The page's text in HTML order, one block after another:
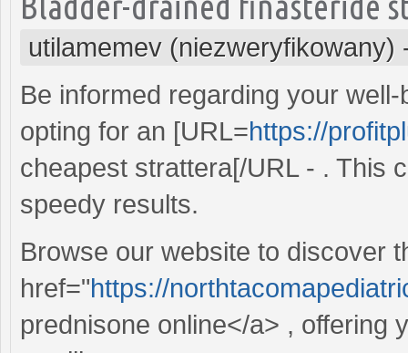
utilamemev (niezweryfikowany)
Be informed regarding your
opting for an [URL=https://
cheapest strattera[/URL - . This
speedy results.
Browse our website to discover
href="https://
prednisone online</a> , offering